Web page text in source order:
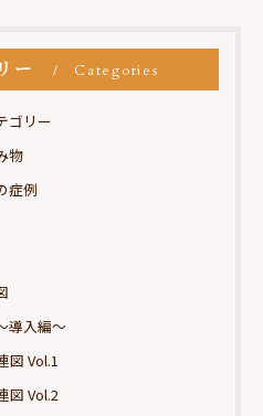
ー Categories
ゴリー
物
症例
入編～
図 Vol.1
図 Vol.2